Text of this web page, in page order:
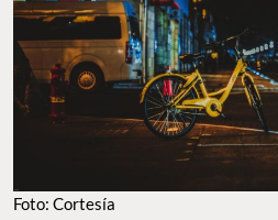
Foto: Cortesía